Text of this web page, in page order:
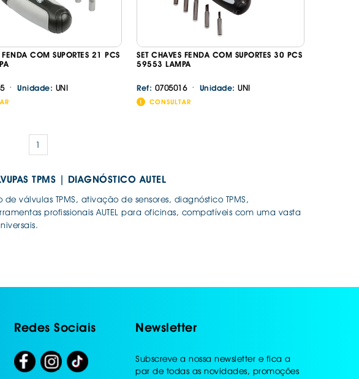
FENDA COM SUPORTES 21 PCS
· Unidade: UNI
SET CHAVES FENDA COM SUPORTES 30 PCS
59553 LAMPA
Ref: 0705016 · Unidade:UNI
CONSULTAR
1
TPMS | DIAGNÓSTICO AUTEL
válvulas TPMS, ativação de sensores, diagnóstico TPMS,
profissionais AUTEL para oficinas, compatíveis com uma vasta
Redes Sociais Newsletter
Subscreve a nossa newsletter e fica a
par de todas as novidades, promoções